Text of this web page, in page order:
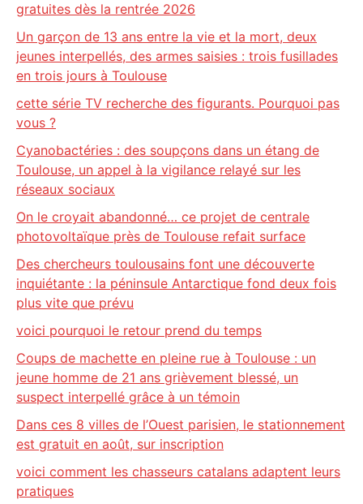
gratuites dès la rentrée 2026
Un garçon de 13 ans entre la vie et la mort, deux
jeunes interpellés, des armes saisies : trois fusillades
en trois jours à Toulouse
cette série TV recherche des figurants. Pourquoi pas
vous ?
Cyanobactéries : des soupçons dans un étang de
Toulouse, un appel à la vigilance relayé sur les
réseaux sociaux
On le croyait abandonné… ce projet de centrale
photovoltaïque près de Toulouse refait surface
Des chercheurs toulousains font une découverte
inquiétante : la péninsule Antarctique fond deux fois
plus vite que prévu
voici pourquoi le retour prend du temps
Coups de machette en pleine rue à Toulouse : un
jeune homme de 21 ans grièvement blessé, un
suspect interpellé grâce à un témoin
Dans ces 8 villes de l’Ouest parisien, le stationnement
est gratuit en août, sur inscription
voici comment les chasseurs catalans adaptent leurs
pratiques